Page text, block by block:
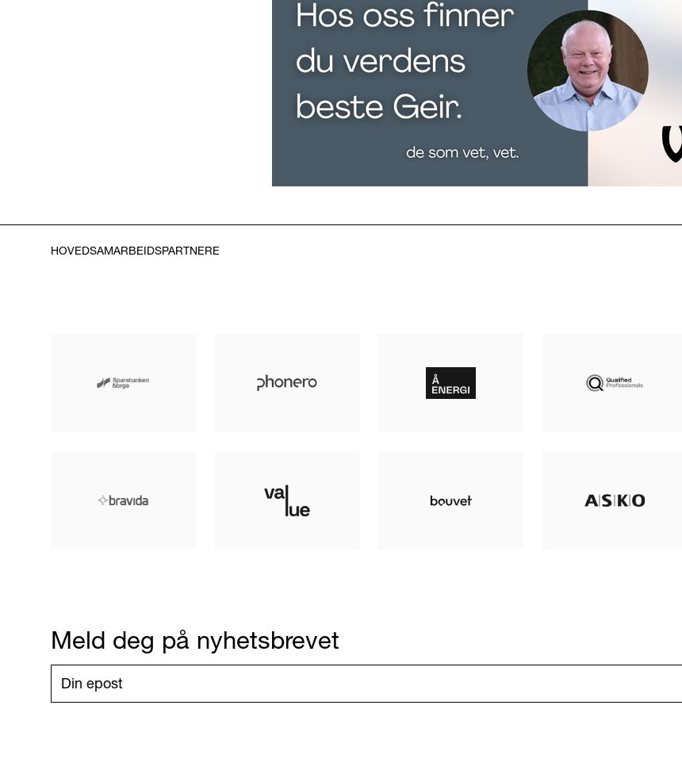
HOVEDSAMARBEIDSPARTNERE
Meld deg på nyhetsbrevet